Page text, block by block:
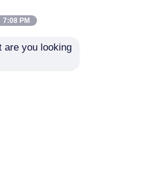
7:08 PM
are you looking